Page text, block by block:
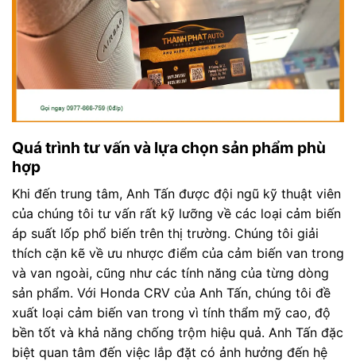
Quá trình tư vấn và lựa chọn sản phẩm phù
hợp
Khi đến trung tâm, Anh Tấn được đội ngũ kỹ thuật viên
của chúng tôi tư vấn rất kỹ lưỡng về các loại cảm biến
áp suất lốp phổ biến trên thị trường. Chúng tôi giải
thích cặn kẽ về ưu nhược điểm của cảm biến van trong
và van ngoài, cũng như các tính năng của từng dòng
sản phẩm. Với Honda CRV của Anh Tấn, chúng tôi đề
xuất loại cảm biến van trong vì tính thẩm mỹ cao, độ
bền tốt và khả năng chống trộm hiệu quả. Anh Tấn đặc
biệt quan tâm đến việc lắp đặt có ảnh hưởng đến hệ